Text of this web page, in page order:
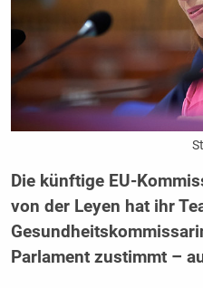
Die künftige EU-
von der Leyen hat ihr
Parlament zustimmt –